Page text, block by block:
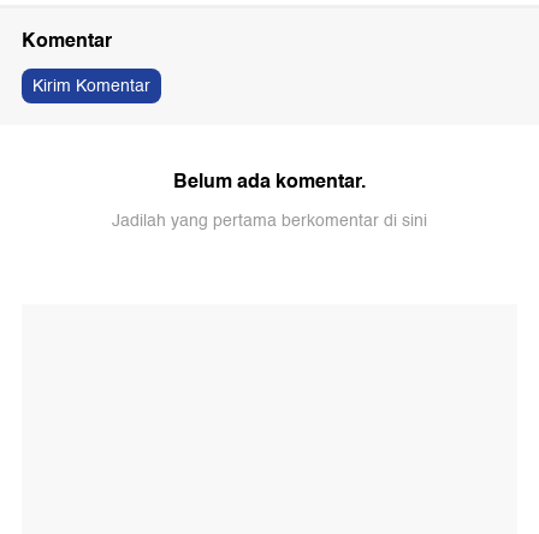
Komentar
Kirim Komentar
Belum ada komentar.
Jadilah yang pertama berkomentar di sini